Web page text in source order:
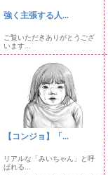
強く主張する人...
ご覧いただきありがとうござ
います...
【コンジョ】「...
リアルな「みいちゃん」と呼
ばれる...